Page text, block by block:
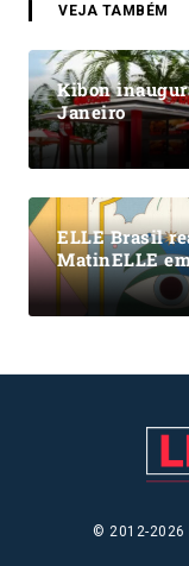
VEJA TAMBÉM
Kibon
Janeiro
ELLE Brasil
MatinELLE
© 2012-2026